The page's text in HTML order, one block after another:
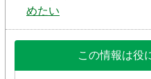
めたい
この情報は役